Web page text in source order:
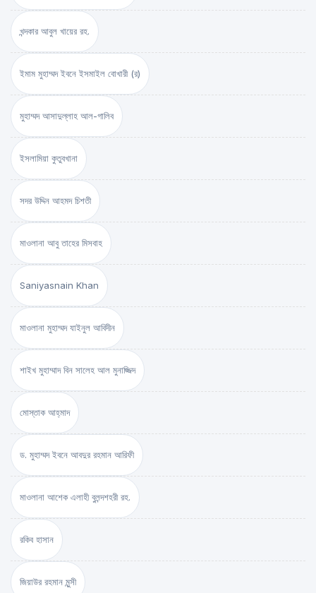
খন্দকার আবুল খায়ের রহ.
ইমাম মুহাম্মদ ইবনে ইসমাইল বোখারী (র)
মুহাম্মদ আসাদুল্লাহ আল-গালিব
ইসলামিয়া কুতুবখানা
সদর উদ্দিন আহমদ চিশতী
মাওলানা আবু তাহের মিসবাহ
Saniyasnain Khan
মাওলানা মুহাম্মদ যাইনুল আবিদীন
শাইখ মুহাম্মাদ বিন সালেহ আল মুনাজ্জিদ
মোস্তাক আহ্‌মাদ
ড. মুহাম্মদ ইবনে আবদুর রহমান আরিফী
মাওলানা আশেক এলাহী বুলন্দশহরী রহ.
রকিব হাসান
জিয়াউর রহমান মুন্সী